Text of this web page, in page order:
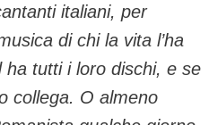
italiani, per
di chi la vita l’ha
ha tutti i loro dischi, e se
collega. O almeno